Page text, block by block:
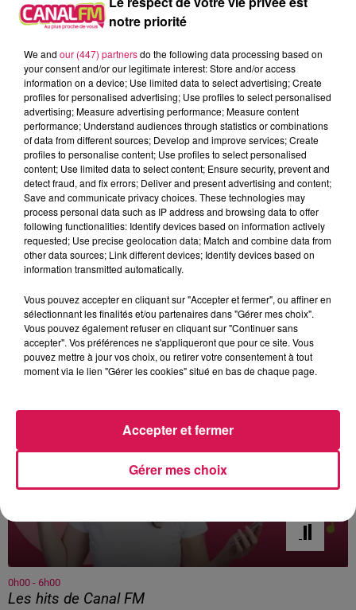
traction, ainsi que des chariots d’époque. Vous pourrez
aussi assister à des démonstrations équestres ou
d’attelage militaire, c’est ce samedi dès 14h et ce
dimanche toute la journée, à Preux-au-Bois. Accès libre et
gratuit !
Des balades en calèche cet après-midi et mercredi à Le
Quesnoy
En plus des parcours de découverte des remparts du
Quesnoy en Gyropode, l’association « Utile et Agréable du
Trait du Nord » vous propose aujourd’hui et demain des
balades de 20mn en calèche, depuis la base de loisirs de
l’étang du Pont-Rouge. Les départs seront donnés entre
Par Paul Schuler
À L'ANTENNE
0h00 - 6h00
Les hits de Canal FM
notre priorité
We and our (447) partnersdo the following data processing based on
your consent and/or our legitimate interest: Store and/or access
information on a device; Use limited data to select advertising; Create
profiles for personalised advertising; Use profiles to select personalised
advertising; Measure advertising performance; Measure content
performance; Understand audiences through statistics or combinations
of data from different sources; Develop and improve services; Create
profiles to personalise content; Use profiles to select personalised
content; Use limited data to select content; Ensure security, prevent and
detect fraud, and fix errors; Deliver and present advertising and content;
Save and communicate privacy choices. These technologies may
process personal data such as IP address and browsing data to offer
following functionalities: Identify devices based on information actively
requested; Use precise geolocation data; Match and combine data from
other data sources; Link different devices; Identify devices based on
information transmitted automatically.
Vous pouvez accepter en cliquant sur "Accepter et fermer", ou affiner en
sélectionnant les finalités et/ou partenaires dans "Gérer mes choix".
Vous pouvez également refuser en cliquant sur "Continuer sans
accepter". Vos préférences ne s'appliqueront que pour ce site. Vous
pouvez mettre à jour vos choix, ou retirer votre consentement à tout
moment via le lien "Gérer les cookies" situé en bas de chaque page.
Gérer mes choix
Accepter et fermer